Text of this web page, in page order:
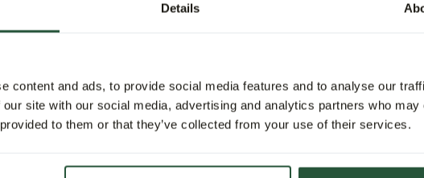
Details
content and ads, to provide social media features and to analyse our
site with our social media, advertising and analytics partners who may
to them or that they’ve collected from your use of their services.